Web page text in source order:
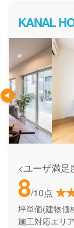
KANAL
<ユーザ満足
8/10点
坪単価(建物価
施工対応エリ